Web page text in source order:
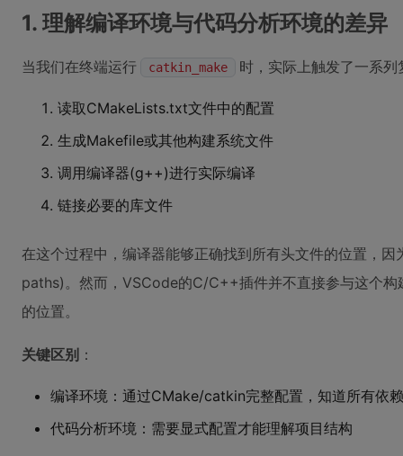
1. 理解编译环境与代码分析环境的差异
当我们在终端运行 catkin_make 时，实际上触发了一系
读取CMakeLists.txt文件中的配置
生成Makefile或其他构建系统文件
调用编译器(g++)进行实际编译
链接必要的库文件
在这个过程中，编译器能够正确找到所有头文件的位置，
paths)。然而，VSCode的C/C++插件并不直接参与这个构
的位置。
关键区别 ：
编译环境：通过CMake/catkin完整配置，知道所有依
代码分析环境：需要显式配置才能理解项目结构